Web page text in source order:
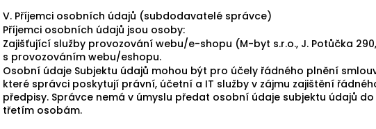
V. Příjemci osobních údajů (subdodavatelé správce)
Příjemci osobních údajů jsou osoby:
Zajišťující služby provozování webu/e-shopu (M-byt s.r.o., J. Potůčka
s provozováním webu/eshopu.
Osobní údaje Subjektu údajů mohou být pro účely řádného plnění
které správci poskytují právní, účetní a IT služby v zájmu zajištění
předpisy. Správce nemá v úmyslu předat osobní údaje subjektu údajů
třetím osobám.